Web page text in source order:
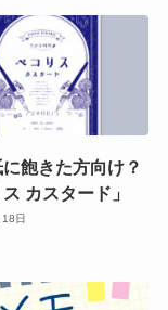
飽きた方向け？
ス カスタード」
日